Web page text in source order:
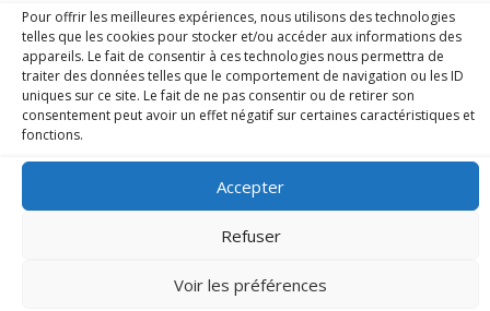
Pour offrir les meilleures expériences, nous utilisons des technologies
telles que les cookies pour stocker et/ou accéder aux informations des
appareils. Le fait de consentir à ces technologies nous permettra de
traiter des données telles que le comportement de navigation ou les ID
uniques sur ce site. Le fait de ne pas consentir ou de retirer son
consentement peut avoir un effet négatif sur certaines caractéristiques et
fonctions.
Accepter
Refuser
Voir les préférences